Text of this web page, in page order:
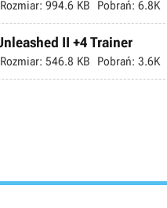
Rozmiar: 994.6 KB Pobrań: 6.8K
II +4 Trainer
Rozmiar: 546.8 KB Pobrań: 3.6K